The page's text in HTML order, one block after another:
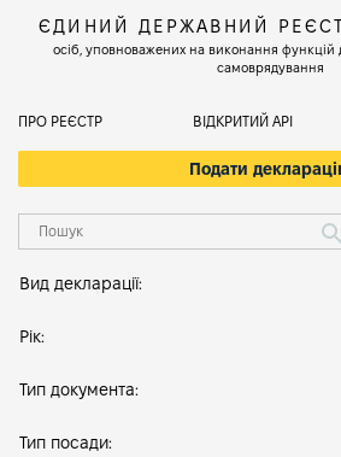
ЄДИНИЙ ДЕРЖАВНИЙ
осіб, уповноважених на виконання функцій
самоврядування
ПРО РЕЄСТР ВІДКРИТИЙ АРІ
Подати
Вид декларації:
Рік:
Тип документа:
Тип посади: